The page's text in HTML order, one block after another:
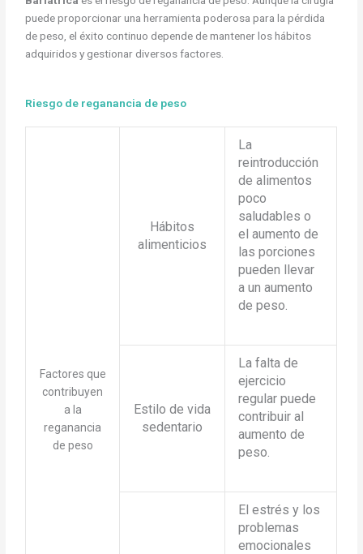
puede proporcionar una herramienta poderosa para la pérdida
de peso, el éxito continuo depende de mantener los hábitos
adquiridos y gestionar diversos factores.
Riesgo de reganancia de peso
Factores que
contribuyen
a la
reganancia
de peso
Hábitos
alimenticios
La
reintroducción
de alimentos
poco
saludables o
el aumento de
las porciones
pueden llevar
a un aumento
de peso.
Estilo de vida
sedentario
La falta de
ejercicio
regular puede
contribuir al
aumento de
peso.
El estrés y los
problemas
emocionales